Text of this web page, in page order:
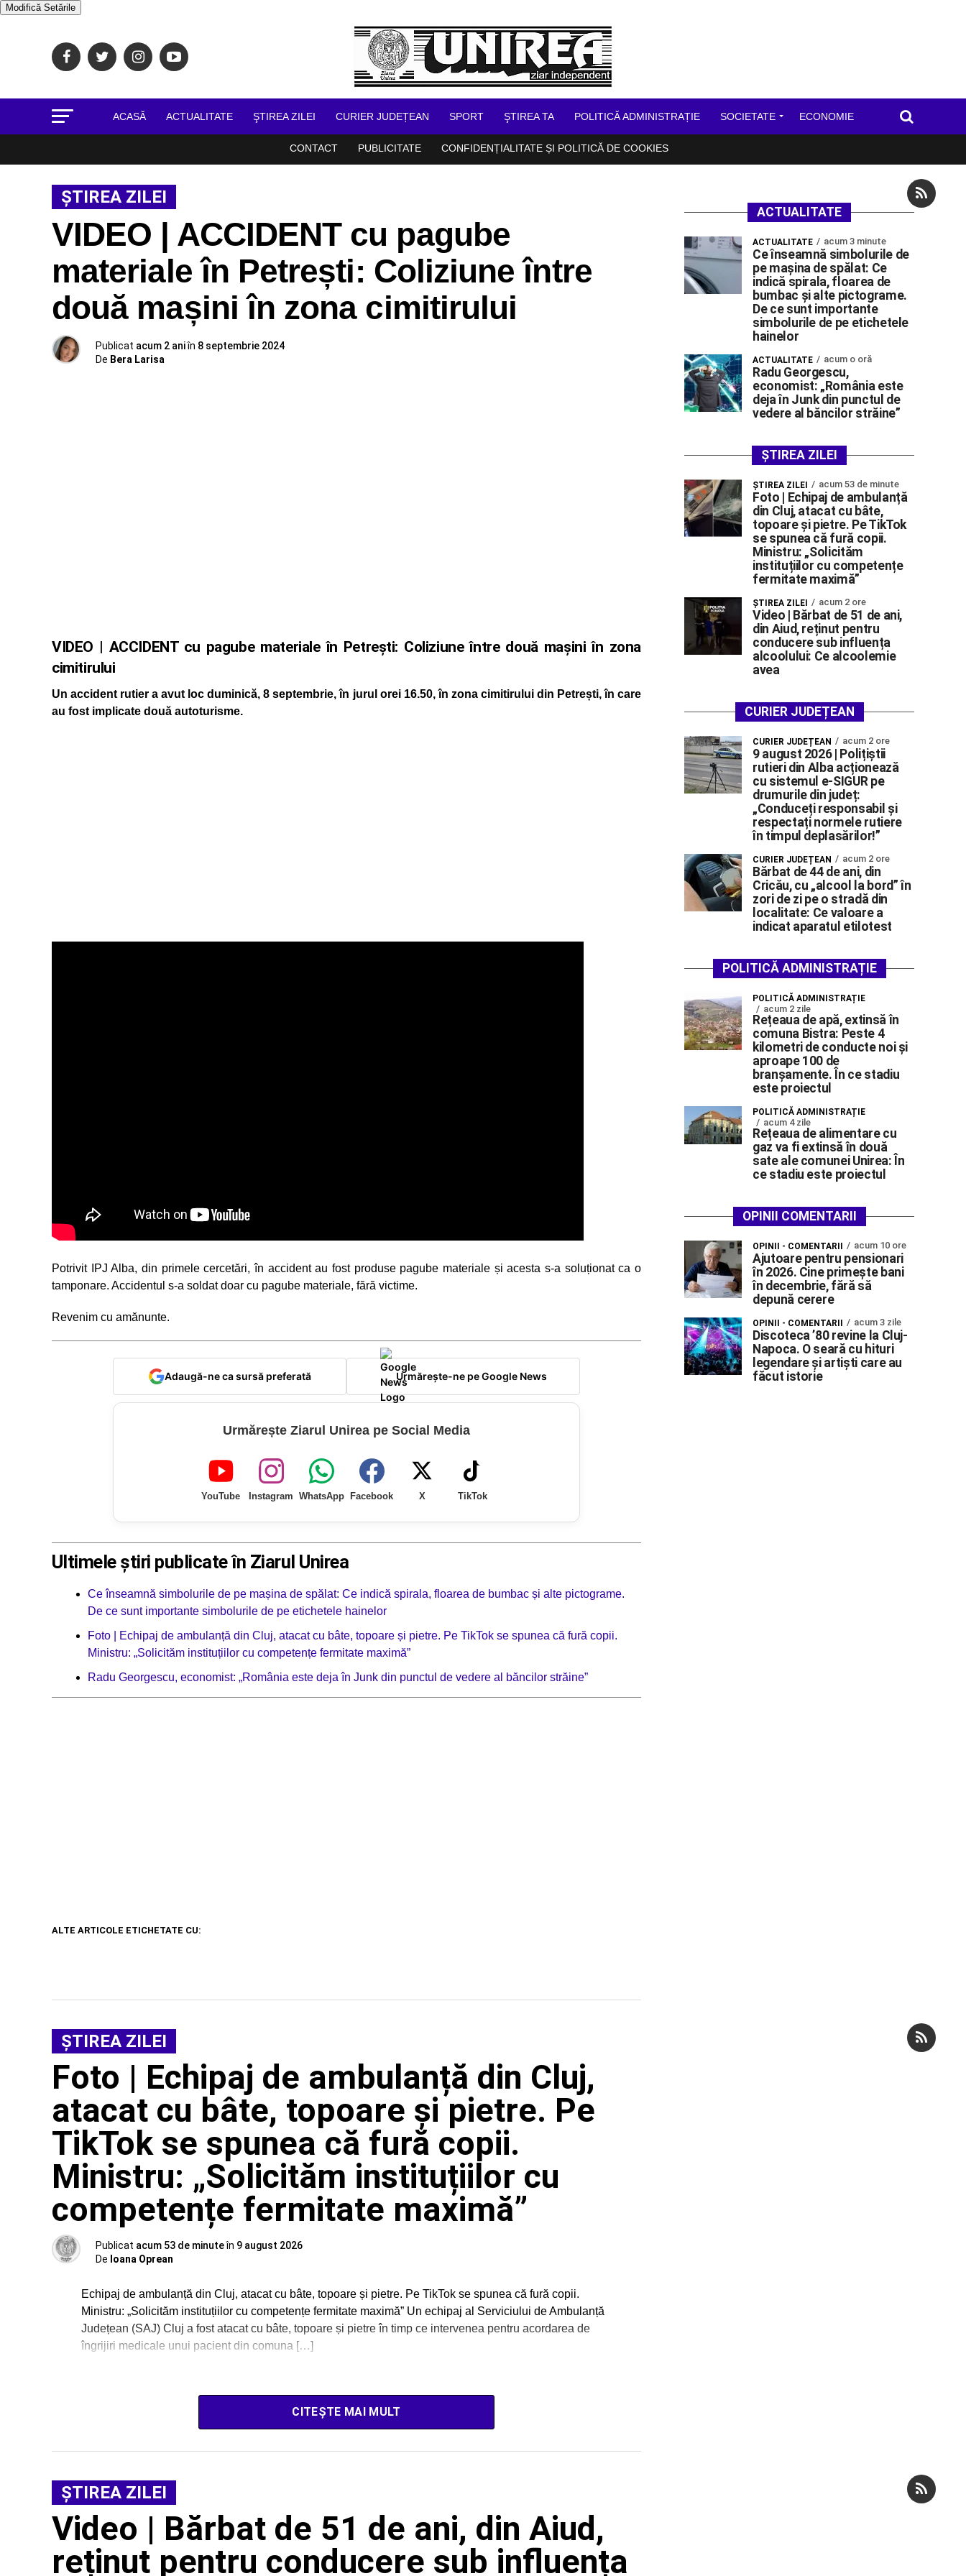
Modifică Setările
ACASĂ ACTUALITATE ŞTIREA ZILEI CURIER JUDEȚEAN SPORT ŞTIREA TA POLITICĂ ADMINISTRAȚIE SOCIETATE ECONOMIE
CONTACT PUBLICITATE CONFIDENȚIALITATE ȘI POLITICĂ DE COOKIES
ŞTIREA ZILEI
VIDEO | ACCIDENT cu pagube
materiale în Petrești: Coliziune între
două mașini în zona cimitirului
Publicat acum 2 aniîn 8 septembrie 2024
De Bera Larisa
VIDEO | ACCIDENT cu pagube materiale în Petrești: Coliziune între două mașini în zona
cimitirului
Un accident rutier a avut loc duminică, 8 septembrie, în jurul orei 16.50, în zona cimitirului din Petrești, în care
au fost implicate două autoturisme.
Potrivit IPJ Alba, din primele cercetări, în accident au fost produse pagube materiale și acesta s-a soluționat ca o
tamponare. Accidentul s-a soldat doar cu pagube materiale, fără victime.
Revenim cu amănunte.
Adaugă-ne ca sursă preferată Urmărește-ne pe Google News
Urmărește Ziarul Unirea pe Social Media
YouTube Instagram WhatsApp Facebook X TikTok
Ultimele știri publicate în Ziarul Unirea
Ce înseamnă simbolurile de pe mașina de spălat: Ce indică spirala, floarea de bumbac și alte pictograme.
De ce sunt importante simbolurile de pe etichetele hainelor
Foto | Echipaj de ambulanță din Cluj, atacat cu bâte, topoare și pietre. Pe TikTok se spunea că fură copii.
Ministru: „Solicităm instituțiilor cu competențe fermitate maximă”
Radu Georgescu, economist: „România este deja în Junk din punctul de vedere al băncilor străine”
ALTE ARTICOLE ETICHETATE CU:
ŞTIREA ZILEI
Foto | Echipaj de ambulanță din Cluj,
atacat cu bâte, topoare și pietre. Pe
TikTok se spunea că fură copii.
Ministru: „Solicităm instituțiilor cu
competențe fermitate maximă”
Publicat acum 53 de minuteîn 9 august 2026
De Ioana Oprean
Echipaj de ambulanță din Cluj, atacat cu bâte, topoare și pietre. Pe TikTok se spunea că fură copii.
Ministru: „Solicităm instituțiilor cu competențe fermitate maximă” Un echipaj al Serviciului de Ambulanță
Județean (SAJ) Cluj a fost atacat cu bâte, topoare și pietre în timp ce intervenea pentru acordarea de
îngrijiri medicale unui pacient din comuna […]
CITEȘTE MAI MULT
ŞTIREA ZILEI
Video | Bărbat de 51 de ani, din Aiud,
reținut pentru conducere sub influența
ACTUALITATE
ACTUALITATE acum 3 minute
Ce înseamnă simbolurile de
pe mașina de spălat: Ce
indică spirala, floarea de
bumbac și alte pictograme.
De ce sunt importante
simbolurile de pe etichetele
hainelor
ACTUALITATE acum o oră
Radu Georgescu,
economist: „România este
deja în Junk din punctul de
vedere al băncilor străine”
ȘTIREA ZILEI
ŞTIREA ZILEI acum 53 de minute
Foto | Echipaj de ambulanță
din Cluj, atacat cu bâte,
topoare și pietre. Pe TikTok
se spunea că fură copii.
Ministru: „Solicităm
instituțiilor cu competențe
fermitate maximă”
ŞTIREA ZILEI acum 2 ore
Video | Bărbat de 51 de ani,
din Aiud, reținut pentru
conducere sub influența
alcoolului: Ce alcoolemie
avea
CURIER JUDEȚEAN
CURIER JUDEȚEAN acum 2 ore
9 august 2026 | Polițiștii
rutieri din Alba acționează
cu sistemul e-SIGUR pe
drumurile din județ:
„Conduceți responsabil și
respectați normele rutiere
în timpul deplasărilor!”
CURIER JUDEȚEAN acum 2 ore
Bărbat de 44 de ani, din
Cricău, cu „alcool la bord” în
zori de zi pe o stradă din
localitate: Ce valoare a
indicat aparatul etilotest
POLITICĂ ADMINISTRAȚIE
POLITICĂ ADMINISTRAȚIE
acum 2 zile
Rețeaua de apă, extinsă în
comuna Bistra: Peste 4
kilometri de conducte noi și
aproape 100 de
branșamente. În ce stadiu
este proiectul
POLITICĂ ADMINISTRAȚIE
acum 4 zile
Rețeaua de alimentare cu
gaz va fi extinsă în două
sate ale comunei Unirea: În
ce stadiu este proiectul
OPINII COMENTARII
OPINII - COMENTARII acum 10 ore
Ajutoare pentru pensionari
în 2026. Cine primește bani
în decembrie, fără să
depună cerere
OPINII - COMENTARII acum 3 zile
Discoteca ’80 revine la Cluj-
Napoca. O seară cu hituri
legendare și artiști care au
făcut istorie